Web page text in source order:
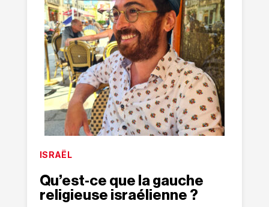
ISRAËL
Qu’est‐​ce que la gauche
religieuse israélienne ?